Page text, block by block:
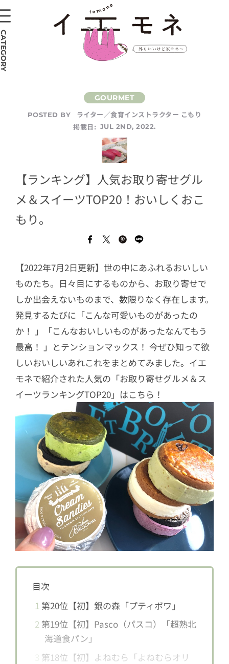
POSTED BY
ライター／食育インストラクター こもり
掲載日: JUL 2ND, 2022.
【ランキング】人気お取り寄せグル
メ＆スイーツTOP20！おいしくおこ
もり。
【2022年7月2日更新】世の中にあふれるおいしい
ものたち。日々目にするものから、お取り寄せで
しか出会えないものまで、数限りなく存在します。
発見するたびに「こんな可愛いものがあったの
か！ 」「こんなおいしいものがあったなんてもう
最高！ 」とテンションマックス！ 今ぜひ知って欲
しいおいしいあれこれをまとめてみました。イエ
モネで紹介された人気の「お取り寄せグルメ＆ス
イーツランキングTOP20」はこちら！
目次
1 第20位【初】銀の森「プティボワ」
2 第19位【初】Pasco（パスコ）「超熟北
海道食パン」
第18位【初】よねむら「よねむらオリ